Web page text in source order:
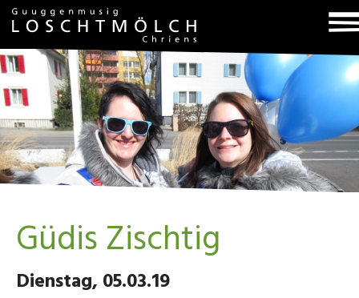
Güdis Zischtig
Dienstag, 05.03.19